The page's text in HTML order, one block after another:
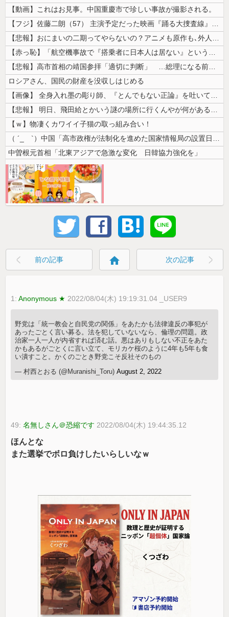
【動画】これはお見事。中国重慶市で珍しい事故が撮影される。
【フジ】佐藤二朗（57） 主演予定だった映画『踊る大捜査線』スピンオフ...
【悲報】おにまいの二期ってやらないの？アニメも原作も､外人からも人気あ...
【赤っ恥】「航空機事故で『搭乗者に日本人は居ない』という発表は嫌い。人...
【悲報】高市首相の靖国参拝「適切に判断」 …総理になる前の昨年は参拝
ロシアさん、国民の財産を没収しはじめる
【画像】 全身入れ墨の彫り師、『とんでもない正論』を吐いて30万再生さ...
【悲報】 明日、飛田給とかいう謎の場所に行くんやが何があるんや????...
【ｗ】物凄くカワイイ子猫の取っ組み合い！
（ ´_ゝ`）中国「高市政権が法制化を進めた国家情報局の設置日が7月3...
中曽根元首相「北東アジアで急激な変化 日韓協力強化を」
前の記事 home 次の記事
1:Anonymous ★ 2022/08/04(木) 19:19:31.04 _USER9
野党は「統一教会と自民党の関係」をあたかも法律違反の事犯が
あったごとく言い募る。法を犯していないなら、倫理の問題。政
治家一人一人が内省すれば済む話。悪はありもしない不正をあた
かもあるがごとくに言い立て、モリカケ桜のように4年も5年も食
い潰すこと。かくのごとき野党こそ反社そのもの
— 村西とおる (@Muranishi_Toru)August 2, 2022
49:名無しさん＠恐縮です 2022/08/04(木) 19:44:35.12
ほんとな
また選挙でボロ負けしたいらしいなｗ